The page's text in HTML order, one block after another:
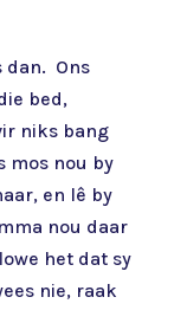
dan. Ons
bed,
niks bang
mos nou by
en lê by
nou daar
het dat sy
nie, raak